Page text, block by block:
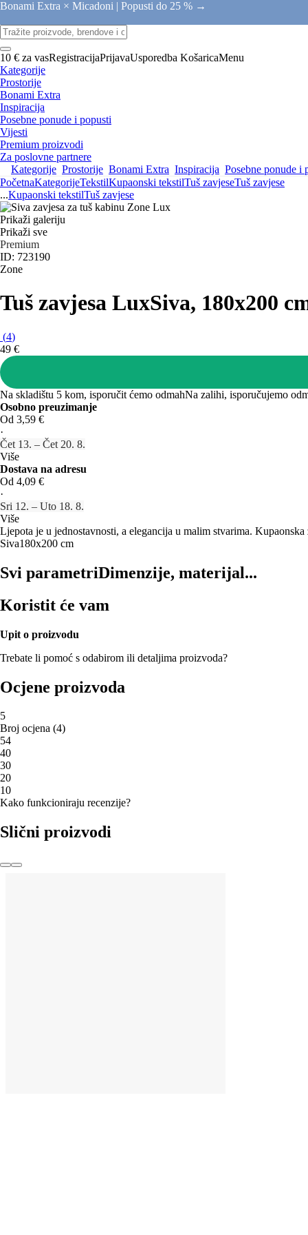
Bonami Extra × Micadoni | Popusti do 25 % →
10 € za vasRegistracijaPrijavaUsporedba KošaricaMenu
Kategorije
Prostorije
Bonami Extra
Inspiracija
Posebne ponude i popusti
Vijesti
Premium proizvodi
Za poslovne partnere
Kategorije Prostorije Bonami Extra Inspiracija Posebne ponude i
PočetnaKategorijeTekstilKupaonski tekstilTuš zavjeseTuš zavjese
...Kupaonski tekstilTuš zavjese
Prikaži galeriju
Prikaži sve
Premium
ID: 723190
Zone
Tuš zavjesa LuxSiva, 180x200
(4)
49 €
Na skladištu 5 kom, isporučit ćemo odmahNa zalihi, isporučujemo
Osobno preuzimanje
Od 3,59 €
·
Čet 13. – Čet 20. 8.
Više
Dostava na adresu
Od 4,09 €
·
Sri 12. – Uto 18. 8.
Više
Ljepota je u jednostavnosti, a elegancija u malim stvarima.
Siva180x200 cm
Svi parametriDimenzije, materijal...
Koristit će vam
Upit o proizvodu
Trebate li pomoć s odabirom ili detaljima proizvoda?
Ocjene proizvoda
5
Broj ocjena (4)
54
40
30
20
10
Kako funkcioniraju recenzije?
Slični proizvodi